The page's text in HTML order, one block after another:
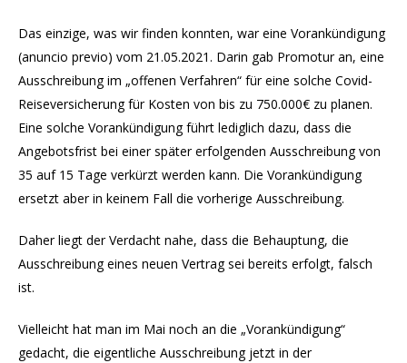
Das einzige, was wir finden konnten, war eine Vorankündigung
(anuncio previo) vom 21.05.2021. Darin gab Promotur an, eine
Ausschreibung im „offenen Verfahren“ für eine solche Covid-
Reiseversicherung für Kosten von bis zu 750.000€ zu planen.
Eine solche Vorankündigung führt lediglich dazu, dass die
Angebotsfrist bei einer später erfolgenden Ausschreibung von
35 auf 15 Tage verkürzt werden kann. Die Vorankündigung
ersetzt aber in keinem Fall die vorherige Ausschreibung.
Daher liegt der Verdacht nahe, dass die Behauptung, die
Ausschreibung eines neuen Vertrag sei bereits erfolgt, falsch
ist.
Vielleicht hat man im Mai noch an die „Vorankündigung“
gedacht, die eigentliche Ausschreibung jetzt in der